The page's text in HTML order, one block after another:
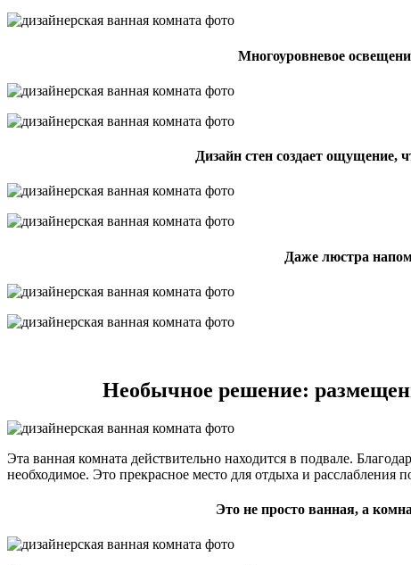
Многоуровневое
Дизайн стен создает ощущение,
Даже люстра
Необычное решение:
Эта ванная комната действительно находится в подвале.
необходимое. Это прекрасное место для отдыха и расслабления
Это не просто ванная, а